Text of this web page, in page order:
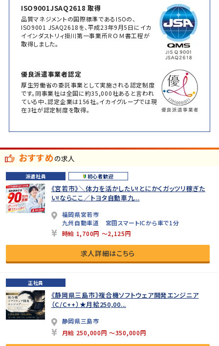
ISO9001JSAQ2618 取得
品質マネジメントの国際標準であるISOの、
ISO9001 JSAQ2618を、平成23年9月5日にイカ
イインダストリィ掛川第一事業所ＲＯＭ書工程が
取得しました。
優良派遣事業者認定
厚生労働省の委託事業として実施される認定制度
です。同事業社は全国に約35,000社あると言われ
ている中、認定企業は156社。イカイグループでは現
在3社が認定制度を取得。
おすすめの求人
派遣社員 初心者歓迎
《宮若市》＼体力を活かしたい!とにかくガッツリ稼ぎた
い!ならここ／トヨタ自動車九...
福岡県宮若市
九州自動車道 宮田スマートICから車で1分
時給 1,700円 ～2,125円
求人詳細はこちら
正社員
《静岡県三島市》複合機ソフトウェア開発エンジニア
（C/C++）★月給250,00...
静岡県三島市
月給 250,000円 ～350,000円